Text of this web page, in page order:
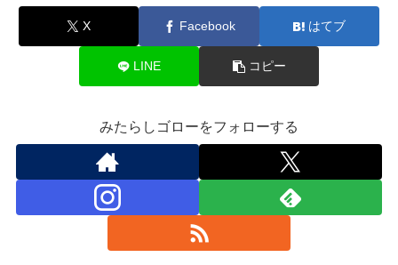
X Facebook はてブ
LINE コピー
みたらしゴローをフォローする